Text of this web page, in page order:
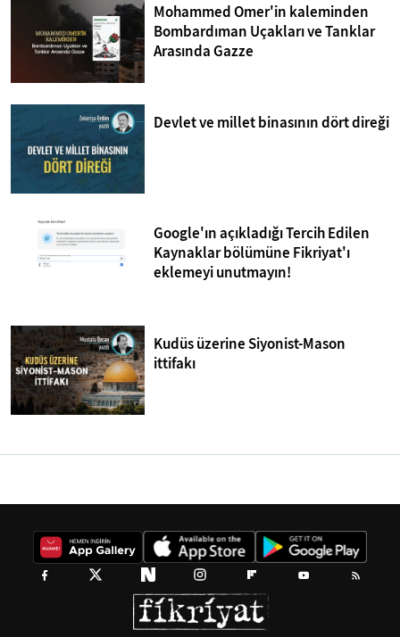
Mohammed Omer'in kaleminden
Bombardıman Uçakları ve Tanklar
Arasında Gazze
Devlet ve millet binasının dört direği
Google'ın açıkladığı Tercih Edilen
Kaynaklar bölümüne Fikriyat'ı
eklemeyi unutmayın!
Kudüs üzerine Siyonist-Mason
ittifakı